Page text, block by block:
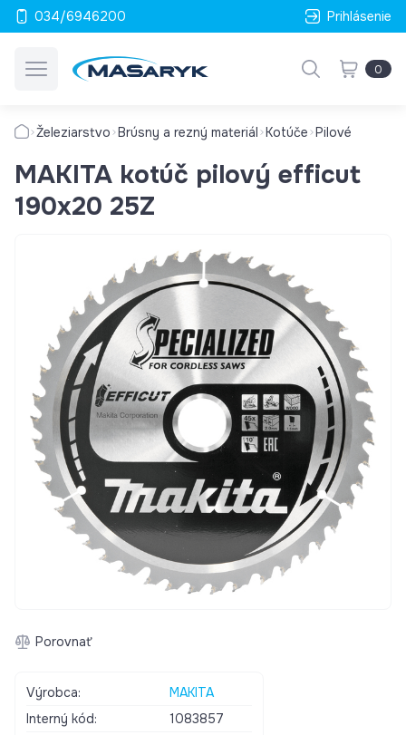
034/6946200 Prihlásenie
0
Železiarstvo Brúsny a rezný materiál Kotúče Pilové
MAKITA kotúč pilový efficut
190x20 25Z
Porovnať
Výrobca:
MAKITA
Interný kód:
1083857